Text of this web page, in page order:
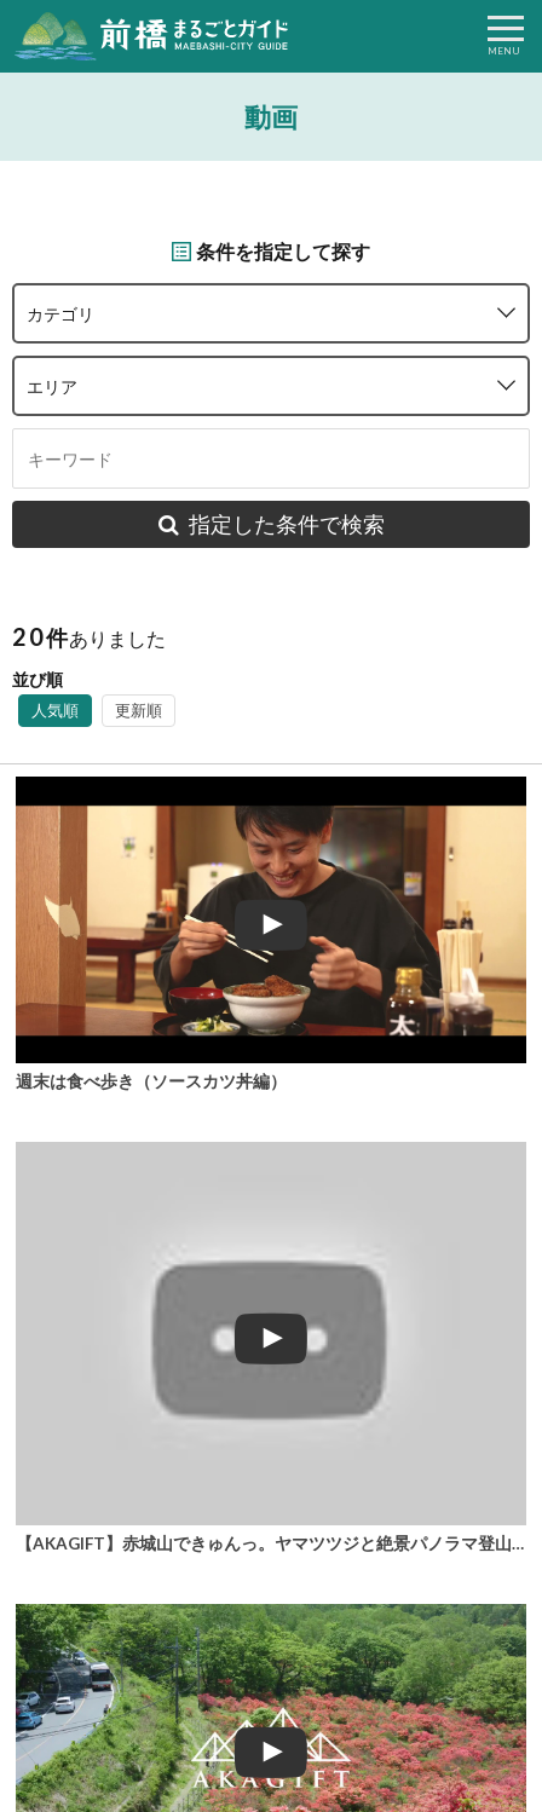
動画
条件を指定して探す
カテゴリ
エリア
指定した条件で検索
20件ありました
並び順
人気順 更新順
週末は食べ歩き（ソースカツ丼編）
【AKAGIFT】赤城山できゅんっ。ヤマツツジと絶景パノラマ登山 鍋割山